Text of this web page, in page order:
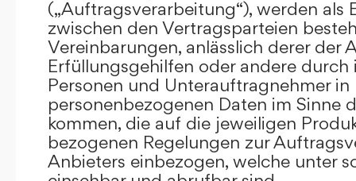
(„Auftragsverarbeitung“), werden als
zwischen den Vertragsparteien
Vereinbarungen, anlässlich derer der
Erfüllungsgehilfen oder andere
Personen und Unterauftragnehmer
personenbezogenen Daten im Sinne
kommen, die auf die jeweiligen
bezogenen Regelungen zur
Anbieters einbezogen, welche unter